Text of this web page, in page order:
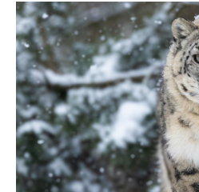
WIEN
ZÜRICH
ANDERE